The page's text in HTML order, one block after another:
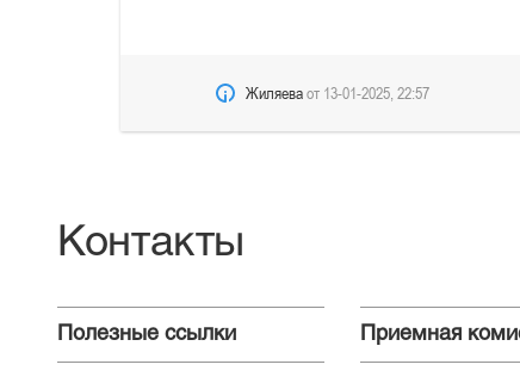
Жиляеваот 13-01-2025, 22:57
Контакты
Полезные ссылки Приемная